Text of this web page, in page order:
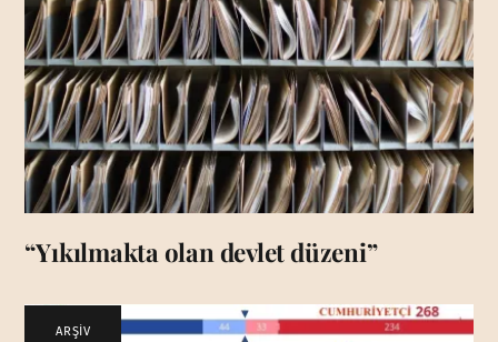
“Yıkılmakta olan devlet düzeni”
ARŞİV